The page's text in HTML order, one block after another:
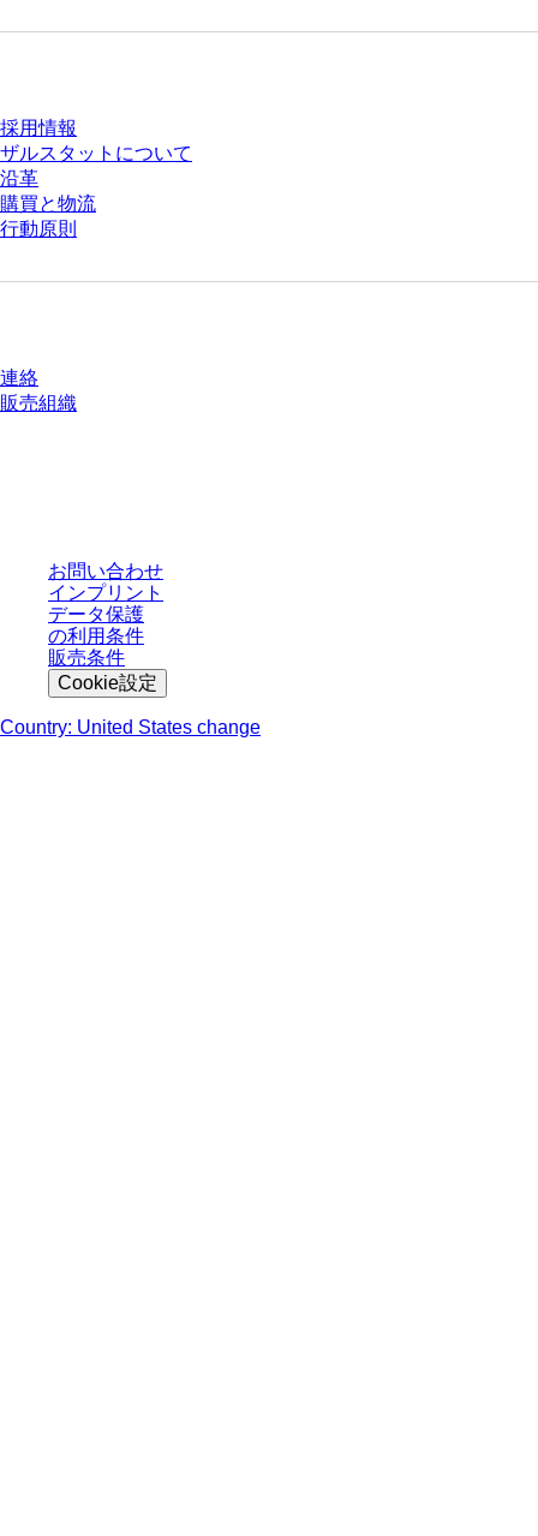
採用情報
ザルスタットについて
沿革
購買と物流
行動原則
連絡
販売組織
お問い合わせ
インプリント
データ保護
の利用条件
販売条件
Cookie設定
Country: United States change